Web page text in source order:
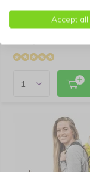
Plus Grijs 2
Accept all